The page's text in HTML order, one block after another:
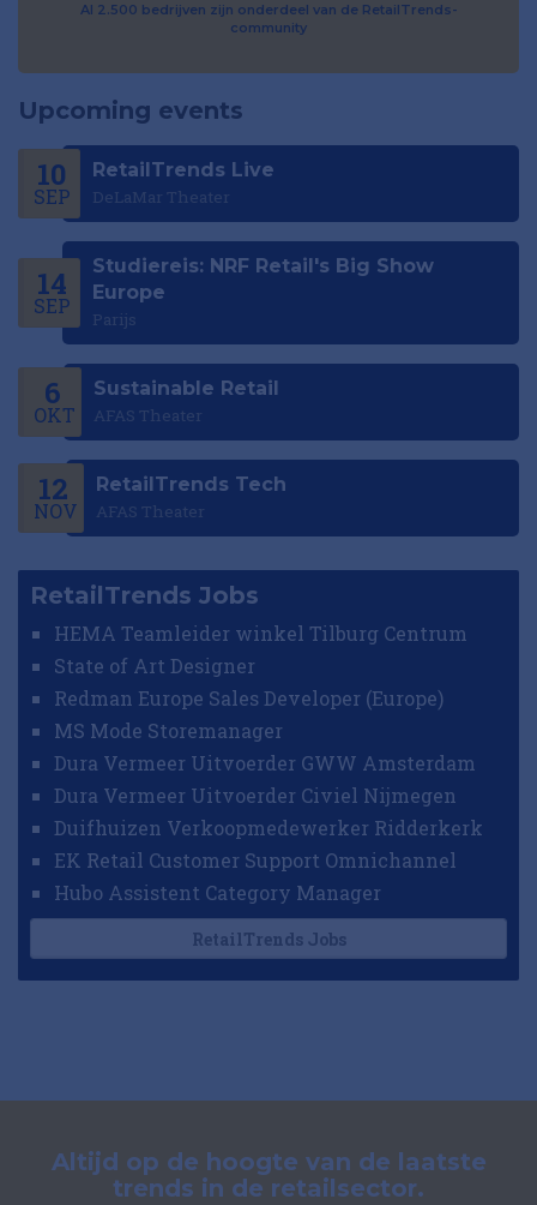
Al 2.500 bedrijven zijn onderdeel van de RetailTrends-
community
Upcoming events
10
SEP
RetailTrends Live
DeLaMar Theater
14
SEP
Studiereis: NRF Retail's Big Show
Europe
Parijs
6
OKT
Sustainable Retail
AFAS Theater
12
NOV
RetailTrends Tech
AFAS Theater
RetailTrends Jobs
HEMA Teamleider winkel Tilburg Centrum
State of Art Designer
Redman Europe Sales Developer (Europe)
MS Mode Storemanager
Dura Vermeer Uitvoerder GWW Amsterdam
Dura Vermeer Uitvoerder Civiel Nijmegen
Duifhuizen Verkoopmedewerker Ridderkerk
EK Retail Customer Support Omnichannel
Hubo Assistent Category Manager
RetailTrends Jobs
Altijd op de hoogte van de laatste
trends in de retailsector.